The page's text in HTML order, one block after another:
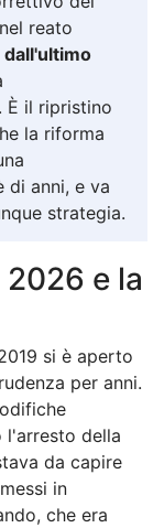
reato
dall'ultimo
È il ripristino
la riforma
di anni, e va
strategia.
e la
si è aperto
per anni.
l'arresto della
da capire
in
che era